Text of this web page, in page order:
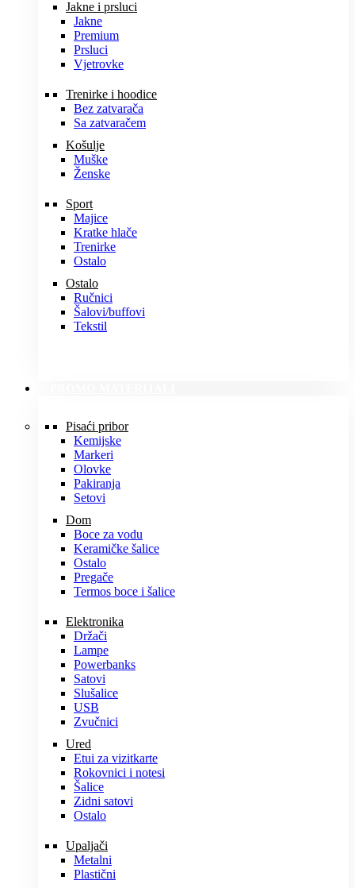
Jakne i prsluci
Jakne
Premium
Prsluci
Vjetrovke
Trenirke i hoodice
Bez zatvarača
Sa zatvaračem
Košulje
Muške
Ženske
Sport
Majice
Kratke hlače
Trenirke
Ostalo
Ostalo
Ručnici
Šalovi/buffovi
Tekstil
Pisaći pribor
Kemijske
Markeri
Olovke
Pakiranja
Setovi
Dom
Boce za vodu
Keramičke šalice
Ostalo
Pregače
Termos boce i šalice
Elektronika
Držači
Lampe
Powerbanks
Satovi
Slušalice
USB
Zvučnici
Ured
Etui za vizitkarte
Rokovnici i notesi
Šalice
Zidni satovi
Ostalo
Upaljači
Metalni
Plastični